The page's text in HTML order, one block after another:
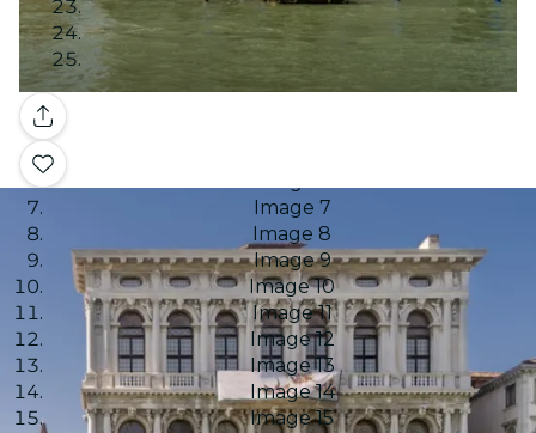
Galería
Image 1
Image 7
Image 8
Image 9
Image 10
Image 11
Image 12
Image 13
Image 14
Image 15